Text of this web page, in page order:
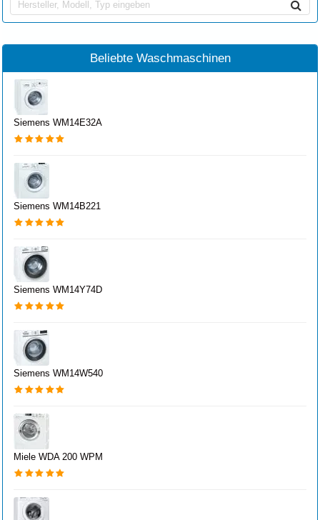
Beliebte Waschmaschinen
Siemens WM14E32A
Siemens WM14B221
Siemens WM14Y74D
Siemens WM14W540
Miele WDA 200 WPM